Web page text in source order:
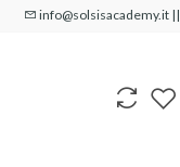
info@solsisacademy.it ||